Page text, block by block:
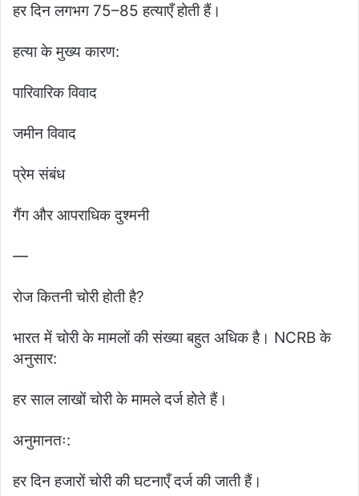
हर दिन लगभग 75–85 हत्याएँ होती हैं।
हत्या के मुख्य कारण:
पारिवारिक विवाद
जमीन विवाद
प्रेम संबंध
गैंग और आपराधिक दुश्मनी
—
रोज कितनी चोरी होती है?
भारत में चोरी के मामलों की संख्या बहुत अधिक है। NCRB के
अनुसार:
हर साल लाखों चोरी के मामले दर्ज होते हैं।
अनुमानतः:
हर दिन हजारों चोरी की घटनाएँ दर्ज की जाती हैं।